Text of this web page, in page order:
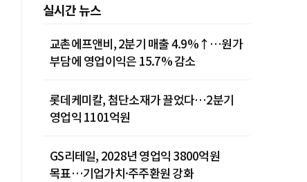
실시간 뉴스
교촌에프앤비, 2분기 매출 4.9%↑…원가
부담에 영업이익은 15.7% 감소
롯데케미칼, 첨단소재가 끌었다…2분기
영업익 1101억원
GS리테일, 2028년 영업익 3800억원
목표…기업가치·주주환원 강화